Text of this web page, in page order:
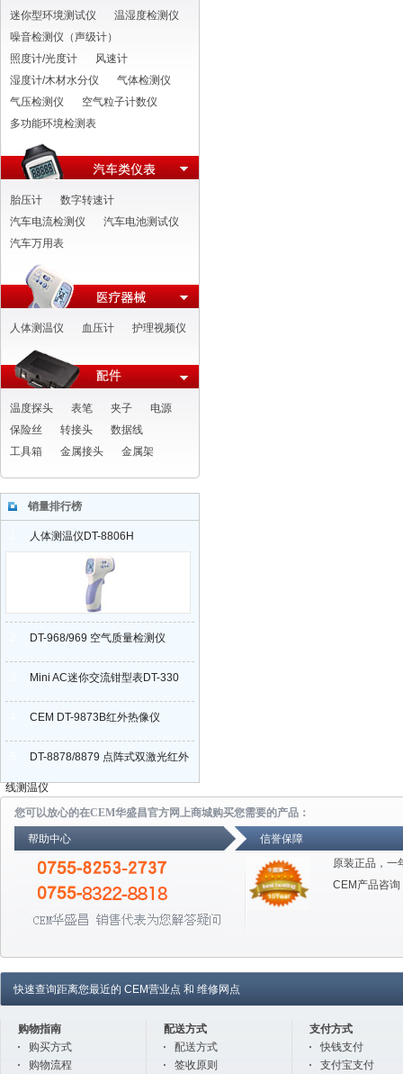
迷你型环境测试仪
温湿度检测仪
噪音检测仪（声级计）
照度计/光度计
风速计
湿度计/木材水分仪
气体检测仪
气压检测仪
空气粒子计数仪
多功能环境检测表
胎压计
数字转速计
汽车电流检测仪
汽车电池测试仪
汽车万用表
人体测温仪 血压计 护理视频仪
温度探头 表笔 夹子
电源
保险丝
转接头
数据线
工具箱
金属接头 金属架
销量排行榜
人体测温仪DT-8806H
DT-968/969 空气质量检测仪
Mini AC迷你交流钳型表DT-330
CEM DT-9873B红外热像仪
DT-8878/8879 点阵式双激光红外
线测温仪
您可以放心的在CEM华盛昌官方网上商城购买您需要的产品：
帮助中心
信誉保障
原装正品，一
CEM产品咨询
快速查询距离您最近的 CEM营业点 和 维修网点
购物指南
购买方式
购物流程
配送方式
配送方式
签收原则
支付方式
快钱支付
支付宝支付